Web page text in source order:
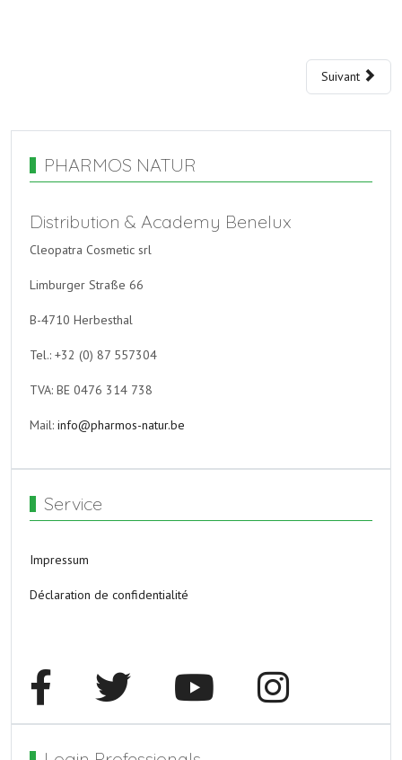
Suivant
PHARMOS NATUR
Distribution & Academy Benelux
Cleopatra Cosmetic srl
Limburger Straße 66
B-4710 Herbesthal
Tel.: +32 (0) 87 557304
TVA: BE 0476 314 738
Mail: info@pharmos-natur.be
Service
Impressum
Déclaration de confidentialité